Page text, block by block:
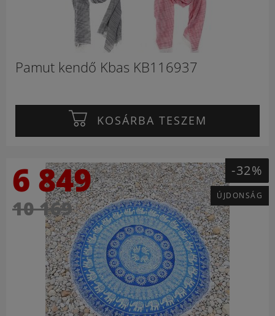
Pamut kendő Kbas KB116937
KOSÁRBA TESZEM
6 849
10 169
-32%
ÚJDONSÁG